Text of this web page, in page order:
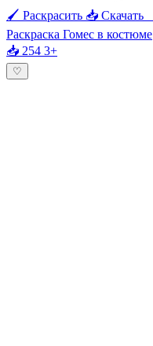
🖌 Раскрасить 📥 Скачать
Раскраска Гомес в костюме
📥 254 3+
♡